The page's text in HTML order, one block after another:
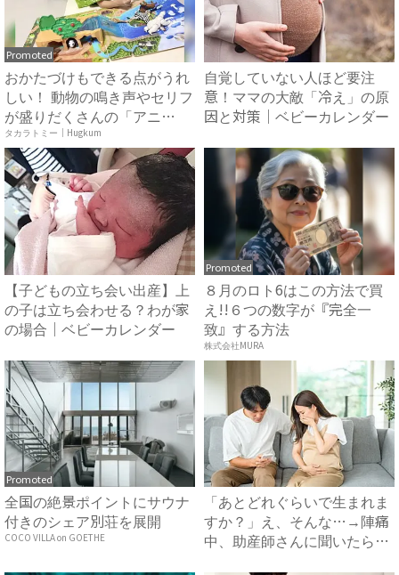
Promoted
おかたづけもできる点がうれ
しい！ 動物の鳴き声やセリフ
が盛りだくさんの「アニ
ア ...
タカラトミー｜Hugkum
自覚していない人ほど要注
意！ママの大敵「冷え」の原
因と対策｜ベビーカレンダー
【子どもの立ち会い出産】上
の子は立ち会わせる？わが家
の場合｜ベビーカレンダー
Promoted
８月のロト6はこの方法で買
え!!６つの数字が『完全一
致』する方法
株式会社MURA
Promoted
全国の絶景ポイントにサウナ
付きのシェア別荘を展開
COCO VILLA on GOETHE
「あとどれぐらいで生まれま
すか？」え、そんな…→陣痛
中、助産師さんに聞いたら衝